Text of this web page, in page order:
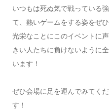
いつもは死ぬ気で戦っている
て、熱いゲームをする姿をぜ
光栄なことにこのイベントに
きい人たちに負けないように
います！
ぜひ会場に足を運んでみてく
す！